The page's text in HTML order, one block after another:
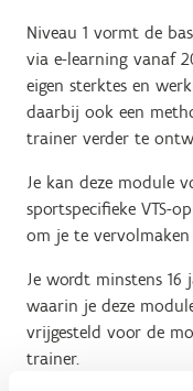
Niveau 1 vormt de
via e-learning vanaf
eigen sterktes en
daarbij ook een
trainer verder te
Je kan deze module
sportspecifieke VTS-
om je te
Je wordt minstens
waarin je deze
vrijgesteld voor de
trainer.